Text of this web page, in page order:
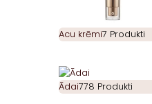
Acu krēmi7 Produkti
Ādai778 Produkti